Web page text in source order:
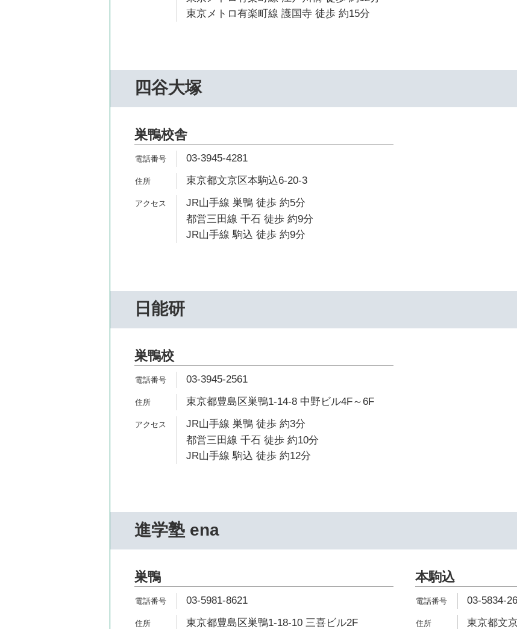
東京メトロ有楽町線 護国寺 徒歩 約15分
四谷大塚
巣鴨校舎
03-3945-4281
東京都文京区本駒込6-20-3
JR山手線 巣鴨 徒歩 約5分
都営三田線 千石 徒歩 約9分
JR山手線 駒込 徒歩 約9分
日能研
巣鴨校
03-3945-2561
東京都豊島区巣鴨1-14-8 中野ビル4F～6F
JR山手線 巣鴨 徒歩 約3分
都営三田線 千石 徒歩 約10分
JR山手線 駒込 徒歩 約12分
進学塾 ena
巣鴨
03-5981-8621
東京都豊島区巣鴨1-18-10 三喜ビル2F
本駒込
03-5834-
東京都文